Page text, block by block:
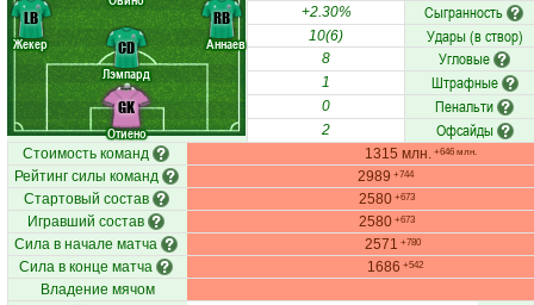
Отиено
Жекер
Лэмпард
Аннаев
GK
LB
CD
RB +2.30% Сыгранность
10(6) Удары (в створ)
8 Угловые
1 Штрафные
0 Пенальти
2 Офсайды
Стоимость команд 1315 млн. +646 млн.
Рейтинг силы команд 2989 +744
Стартовый состав 2580 +673
Игравший состав 2580 +673
Сила в начале матча 2571 +780
Сила в конце матча 1686 +542
Владение мячом